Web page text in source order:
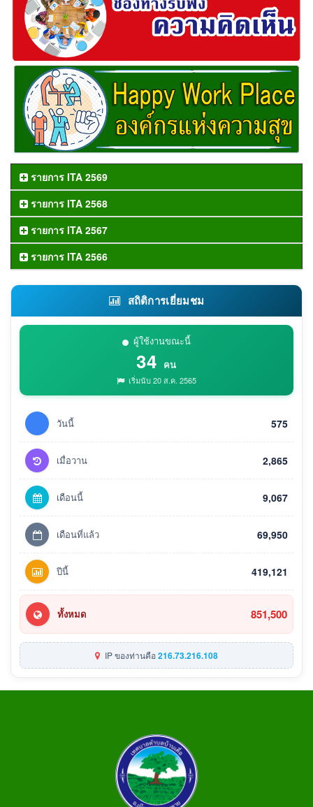
รายการ ITA 2569
รายการ ITA 2568
รายการ ITA 2567
รายการ ITA 2566
สถิติการเยี่ยมชม
ผู้ใช้งานขณะนี้
34 คน
เริ่มนับ 20 ส.ค. 2565
วันนี้ 575
เมื่อวาน 2,865
เดือนนี้ 9,067
เดือนที่แล้ว 69,950
ปีนี้ 419,121
ทั้งหมด 851,500
IP ของท่านคือ216.73.216.108